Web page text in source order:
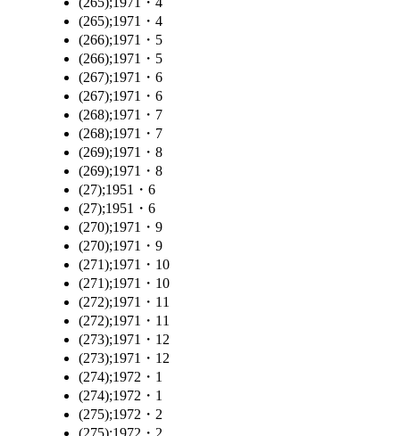
(265);1971・4
(266);1971・5
(266);1971・5
(267);1971・6
(267);1971・6
(268);1971・7
(268);1971・7
(269);1971・8
(269);1971・8
(27);1951・6
(27);1951・6
(270);1971・9
(270);1971・9
(271);1971・10
(271);1971・10
(272);1971・11
(272);1971・11
(273);1971・12
(273);1971・12
(274);1972・1
(274);1972・1
(275);1972・2
(275);1972・2